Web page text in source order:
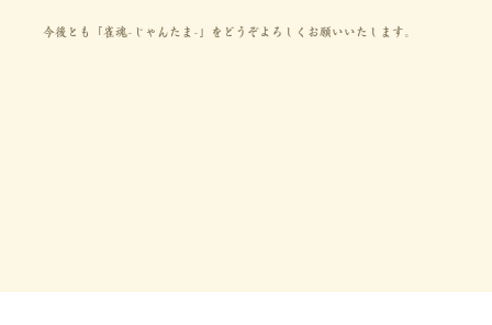
今後とも「雀魂-じゃんたま-」をどうぞよろしくお願いいたします。